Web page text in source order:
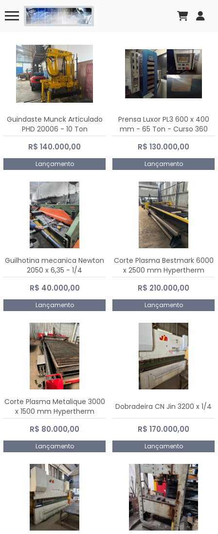
Guindaste Munck Articulado
PHD 20006 - 10 Ton
R$ 140.000,00
Lançamento
Prensa Luxor PL3 600 x 400
mm - 65 Ton - Curso 360
mm
R$ 130.000,00
Lançamento
Guilhotina mecanica Newton
2050 x 6,35 - 1/4
R$ 40.000,00
Lançamento
Corte Plasma Bestmark 6000
x 2500 mm Hypertherm
MaxPro 200
R$ 210.000,00
Lançamento
Corte Plasma Metalique 3000
x 1500 mm Hypertherm
Powermax 45 xp
R$ 80.000,00
Lançamento
Dobradeira CN Jin 3200 x 1/4
R$ 170.000,00
Lançamento